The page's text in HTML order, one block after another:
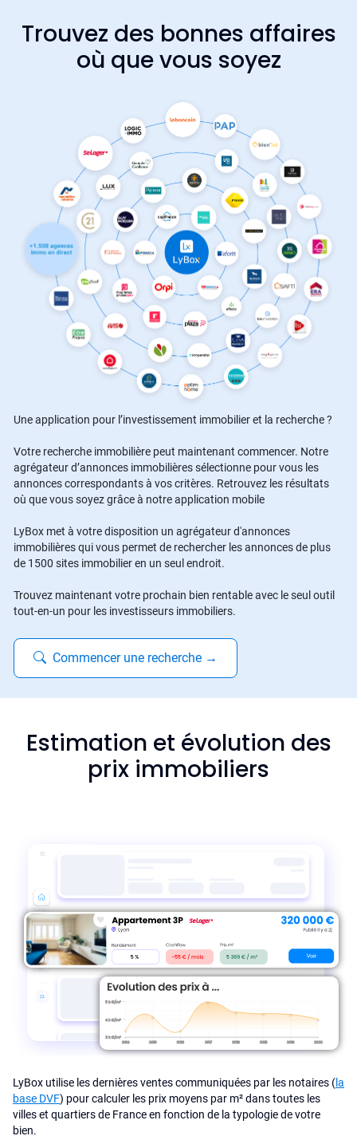
Trouvez des bonnes affaires
où que vous soyez
Une application pour l’investissement immobilier et la recherche ?
Votre recherche immobilière peut maintenant commencer. Notre
agrégateur d’annonces immobilières sélectionne pour vous les
annonces correspondants à vos critères. Retrouvez les résultats
où que vous soyez grâce à notre application mobile
LyBox met à votre disposition un agrégateur d'annonces
immobilières qui vous permet de rechercher les annonces de plus
de 1500 sites immobilier en un seul endroit.
Trouvez maintenant votre prochain bien rentable avec le seul outil
tout-en-un pour les investisseurs immobiliers.
Commencer une recherche →
Estimation et évolution des
prix immobiliers
LyBox utilise les dernières ventes communiquées par les notaires (la
base DVF) pour calculer les prix moyens par m² dans toutes les
villes et quartiers de France en fonction de la typologie de votre
bien.